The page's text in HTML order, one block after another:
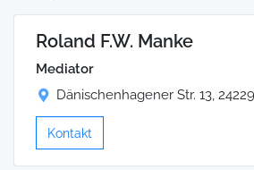
Roland F.W. Manke
Mediator
Dänischenhagener Str. 13,
Kontakt